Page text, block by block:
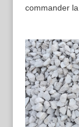
commander